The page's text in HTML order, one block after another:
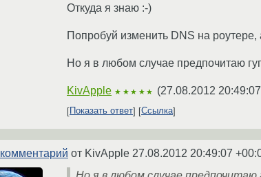
Откуда я знаю :-)
Попробуй изменить DNS на
Но я в любом случае предпочитаю
KivApple ★★★★★ (27.08.2012
Показать ответ Ссылка
комментарий от KivApple 27.08.2012 20:49:07